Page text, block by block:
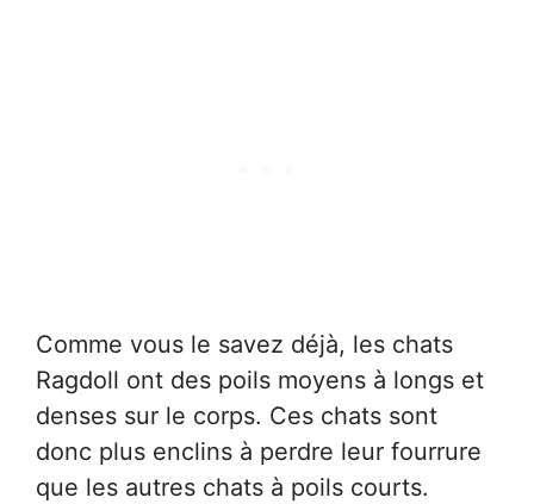
Comme vous le savez déjà, les chats
Ragdoll ont des poils moyens à longs et
denses sur le corps. Ces chats sont
donc plus enclins à perdre leur fourrure
que les autres chats à poils courts.